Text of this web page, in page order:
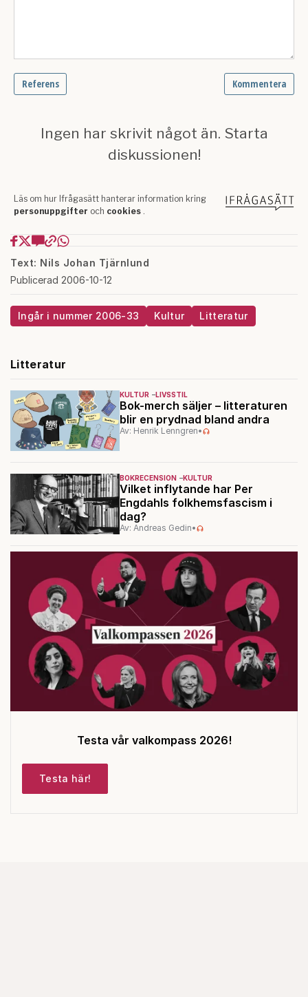
Text: Nils Johan Tjärnlund
Publicerad 2006-10-12
Ingår i nummer 2006-33 Kultur Litteratur
Litteratur
KULTUR LIVSSTIL
Bok-merch säljer – litteraturen
blir en prydnad bland andra
Av: Henrik Lenngren•
BOKRECENSION KULTUR
Vilket inflytande har Per
Engdahls folkhemsfascism i
dag?
Av: Andreas Gedin•
Testa vår valkompass 2026!
Testa här!